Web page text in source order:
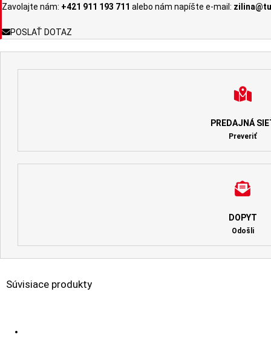
Zavolajte nám: +421 911 193 711 alebo nám napíšte e-mail:
POSLAŤ DOTAZ
PREDAJNÁ
Preveriť
DOPYT
Odošli
Súvisiace produkty